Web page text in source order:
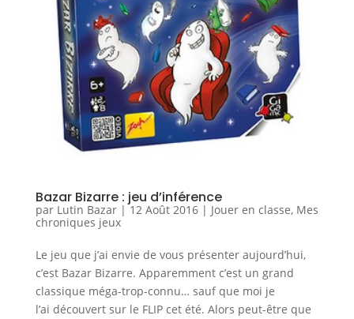
Bazar Bizarre : jeu d’inférence
par Lutin Bazar| 12 Août 2016| Jouer en classe, Mes
chroniques jeux
Le jeu que j’ai envie de vous présenter aujourd’hui,
c’est Bazar Bizarre. Apparemment c’est un grand
classique méga-trop-connu… sauf que moi je
l’ai découvert sur le FLIP cet été. Alors peut-être que